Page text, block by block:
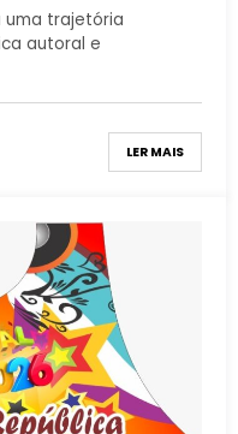
uma trajetória
autoral e
LER MAIS